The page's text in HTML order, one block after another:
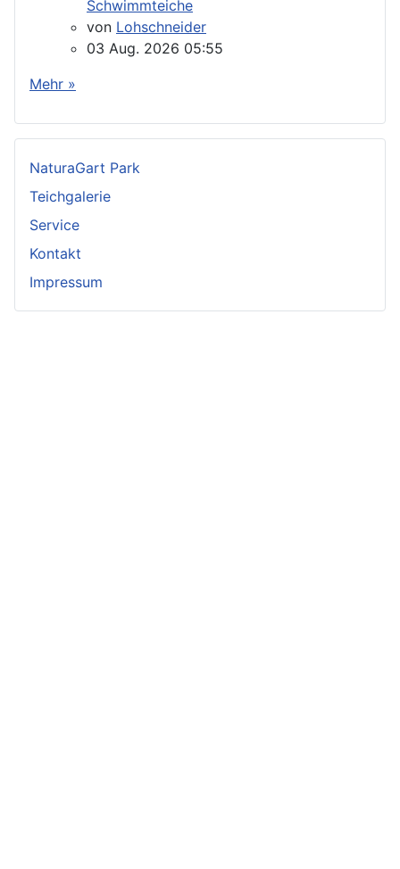
Schwimmteiche
von Lohschneider
03 Aug. 2026 05:55
Mehr »
NaturaGart Park
Teichgalerie
Service
Kontakt
Impressum